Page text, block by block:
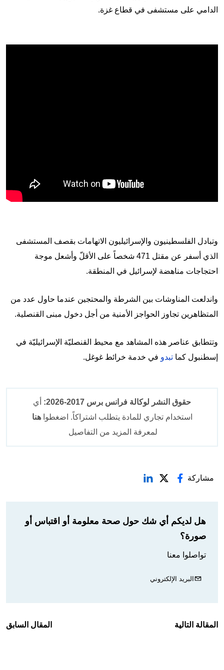
الدامي على مستشفى في قطاع غزة.
وتبادل الفلسطينيون والإسرائيليون الاتهامات بقصف المستشفى
الذي أسفر عن مقتل 471 شخصاً على الأقلّ وأشعل موجة
احتجاجات مناهضة لإسرائيل في المنطقة.
واندلعت المناوشات بين الشرطة والمحتجين عندما حاول عدد من
المتظاهرين تجاوز الحواجز الأمنية من أجل دخول مبنى القنصلية.
وتتطابق عناصر هذه المشاهد مع محيط القنصليّة الإسرائيليّة في
إسطنبول كما تبدو في خدمة خرائط غوغل.
حقوق النشر لوكالة فرانس برس 2017-2026:
أي
استخدام تجاري للمادة يتطلب اشتراكاً. اضغطواهنا
لمعرفة المزيد من التفاصيل
مشاركة
هل لديكم أي شك حول صحة معلومة أو اقتباس أو
صورة؟
تواصلوا معنا
البريد الإلكتروني
المقالة التالية المقال السابق